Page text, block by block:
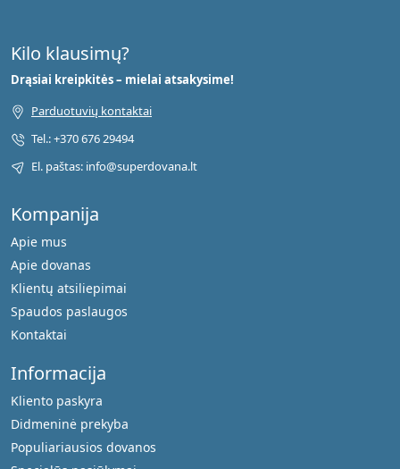
Kompanija
Apie mus
Apie dovanas
Klientų atsiliepimai
Spaudos paslaugos
Kontaktai
Informacija
Kliento paskyra
Didmeninė prekyba
Populiariausios dovanos
Kilo klausimų?
Drąsiai kreipkitės – mielai atsakysime!
Parduotuvių kontaktai
Tel.: +370 676 29494
El. paštas: info@superdovana.lt